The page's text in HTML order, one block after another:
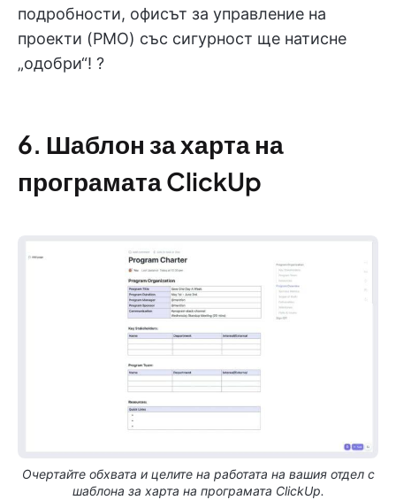
подробности, офисът за управление на
проекти (PMO) със сигурност ще натисне
„одобри“! ?
6. Шаблон за харта на
програмата ClickUp
Очертайте обхвата и целите на работата на вашия отдел с
шаблона за харта на програмата ClickUp.